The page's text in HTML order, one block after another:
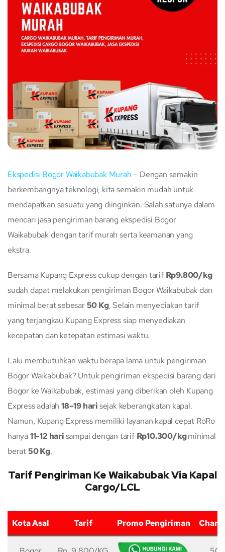
Ekspedisi Bogor Waikabubak Murah – Dengan semakin
berkembangnya teknologi, kita semakin mudah untuk
mendapatkan sesuatu yang diinginkan. Salah satunya dalam
mencari jasa pengiriman barang ekspedisi Bogor
Waikabubak dengan tarif murah serta keamanan yang
ekstra.
Bersama Kupang Express cukup dengan tarif Rp9.800/kg
sudah dapat melakukan pengiriman Bogor Waikabubak dan
minimal berat sebesar50 Kg, Selain menyediakan tarif
yang terjangkau Kupang Express siap menyediakan
kecepatan dan ketepatan estimasi waktu.
Lalu membutuhkan waktu berapa lama untuk pengiriman
Bogor Waikabubak? Untuk pengiriman ekspedisi barang dari
Bogor ke Waikabubak, estimasi yang diberikan oleh Kupang
Express adalah18–19 harisejak keberangkatan kapal.
Namun, Kupang Express memiliki layanan kapal cepat RoRo
hanya11-12 harisampai dengan tarif Rp10.300/kgminimal
berat50 Kg.
Tarif Pengiriman Ke Waikabubak Via Kapal
Cargo/LCL
Kota Asal Tarif Promo Pengiriman